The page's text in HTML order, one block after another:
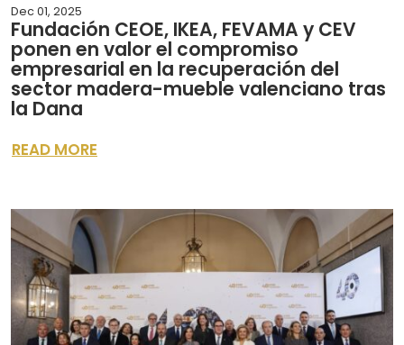
Dec 01, 2025
Fundación CEOE, IKEA, FEVAMA y CEV
ponen en valor el compromiso
empresarial en la recuperación del
sector madera-mueble valenciano tras
la Dana
READ MORE